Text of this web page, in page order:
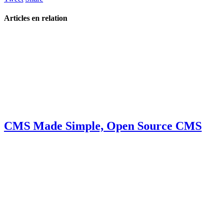
Articles en relation
CMS Made Simple, Open Source CMS